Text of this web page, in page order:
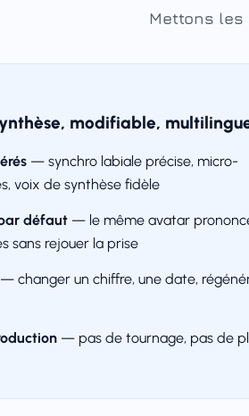
Mettons les
modifiable,
— synchro labiale précise, micro-
voix de synthèse fidèle
défaut — le même avatar
sans rejouer la prise
— changer un chiffre, une date,
— pas de tournage, pas de